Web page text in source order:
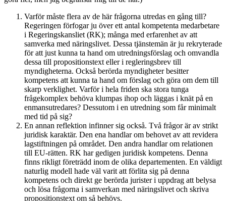
Varför måste flera av de här frågorna utredas en gång till?
Regeringen förfogar ju över ett antal kompetenta medarbetare
i Regeringskansliet (RK); många med erfarenhet av att
samverka med näringslivet. Dessa tjänstemän är ju rekryterade
för att just kunna ta hand om utredningsförslag och omvandla
dessa till propositionstext eller i regleringsbrev till
myndigheterna. Också berörda myndigheter besitter
kompetens att kunna ta hand om förslag och göra om dem till
skarp verklighet. Varför i hela friden ska stora tunga
frågekomplex behöva klumpas ihop och läggas i knät på en
enmansutredares? Dessutom i en utredning som får minimalt
med tid på sig?
En annan reflektion infinner sig också. Två frågor är av strikt
juridisk karaktär. Den ena handlar om behovet av att revidera
lagstiftningen på området. Den andra handlar om relationen
till EU-rätten. RK har gedigen juridisk kompetens. Denna
finns rikligt företrädd inom de olika departementen. En väldigt
naturlig modell hade väl varit att förlita sig på denna
kompetens och direkt ge berörda jurister i uppdrag att belysa
och lösa frågorna i samverkan med näringslivet och skriva
propositionstext om så behövs.